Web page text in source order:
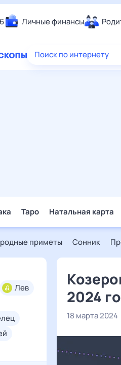
Личные финансы
Еда
Поиск по интернету
Таро Натальная карта
приметы Сонник
Лев
2024
18 марта 2024